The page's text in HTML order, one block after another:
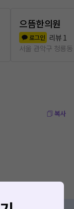
으뜸한의원
로그인 리뷰 1
서울 관악구 청룡동
복사